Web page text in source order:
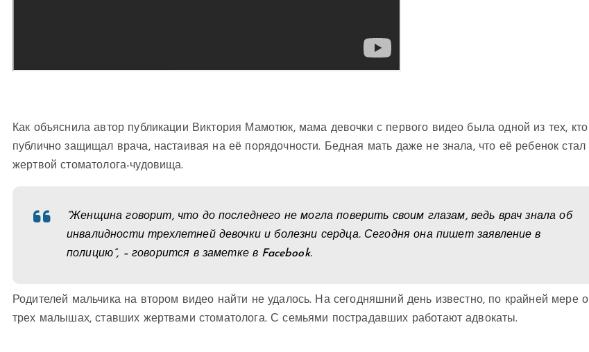
Как объяснила автор публикации Виктория Мамотюк, мама девочки с первого видео была одной из тех, кто
публично защищал врача, настаивая на её порядочности. Бедная мать даже не знала, что её ребенок стал
жертвой стоматолога-чудовища.
“Женщина говорит, что до последнего не могла поверить своим глазам, ведь врач знала об
инвалидности трехлетней девочки и болезни сердца. Сегодня она пишет заявление в
полицию”, – говорится в заметке в Facebook.
Родителей мальчика на втором видео найти не удалось. На сегодняшний день известно, по крайней мере о
трех малышах, ставших жертвами стоматолога. С семьями пострадавших работают адвокаты.